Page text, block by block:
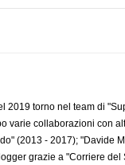
2019 torno nel team di
varie collaborazioni con
(2013 - 2017); "Davide
grazie a "Corriere del